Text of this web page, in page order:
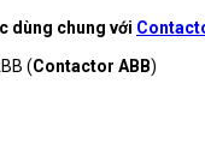
dùng chung với
(Contactor ABB)